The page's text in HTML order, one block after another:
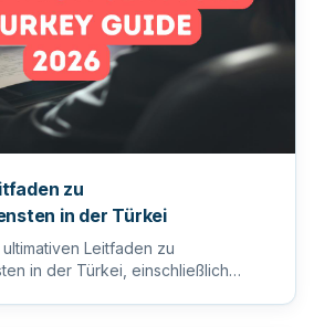
zu
in der Türkei
Leitfaden zu
in der Türkei, einschließlich